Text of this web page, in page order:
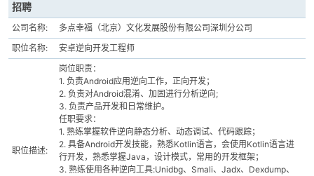
招聘
公司名称:
多点幸福（北京）文化发展股份有限公司深圳分公司
职位名称:
安卓逆向开发工程师
职位描述:
岗位职责：
1. 负责Android应用逆向工作，正向开发；
2. 负责对Android混淆、加固进行分析逆向;
3. 负责产品开发和日常维护。
任职要求：
1. 熟练掌握软件逆向静态分析、动态调试、代码跟踪；
2. 具备Android开发技能，熟悉Kotlin语言，会使用Kotlin语言进
行开发，熟悉掌握Java，设计模式，常用的开发框架；
3. 熟练使用各种逆向工具:Unidbg、Smali、Jadx、Dexdump、